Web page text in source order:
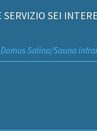
SERVIZIO SEI